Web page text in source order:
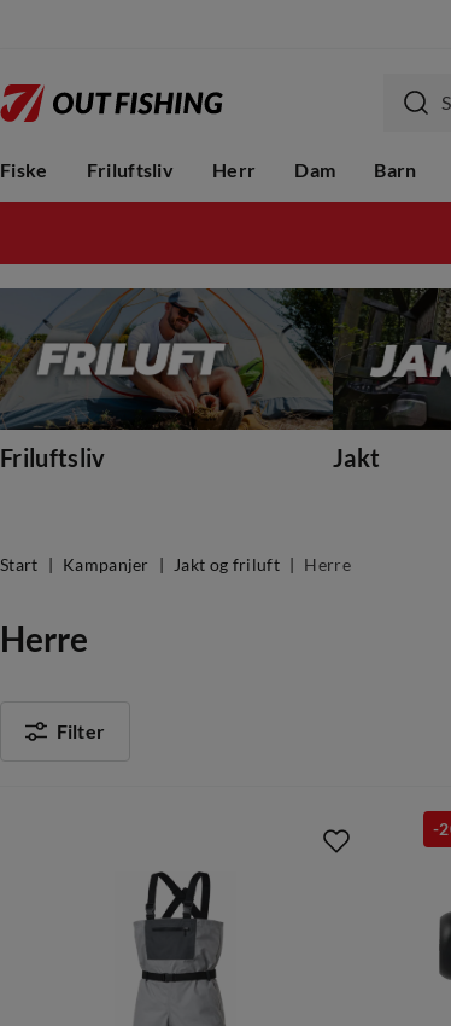
Fiske Friluftsliv Herr Dam Barn
Friluftsliv Jakt
Start Kampanjer Jakt og friluft Herre
Herre
Filter
-